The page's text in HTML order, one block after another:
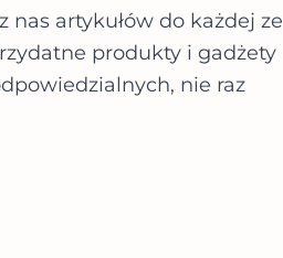
nas artykułów do każdej ze
produkty i gadżety
nie raz